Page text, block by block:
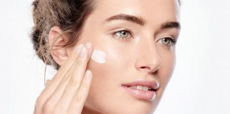
El magnolol, un agente de alta efectividad, mejora la
funcionalidad de las células, aumentando el tamaño y
el volumen de las células que aportan volumen a la
piel. Los oligopéptidos fortalecen la red de colágeno y
mejoran la renovación del colágeno.* Mientras tanto, el
ácido hialurónico mejora la retención de la humedad
para obtener una superficie dérmica más suave e
hidratada. El dexpantenol mejora la regeneración
nocturna de la piel. Utilizada con regularidad, el
aspecto parece rejuvenecido, restaurando el volumen
y la definición.